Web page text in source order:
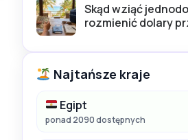
Skąd wziąć
rozmienić dolary
Najtańsze kraje
Egipt
ponad 2090 dostępnych